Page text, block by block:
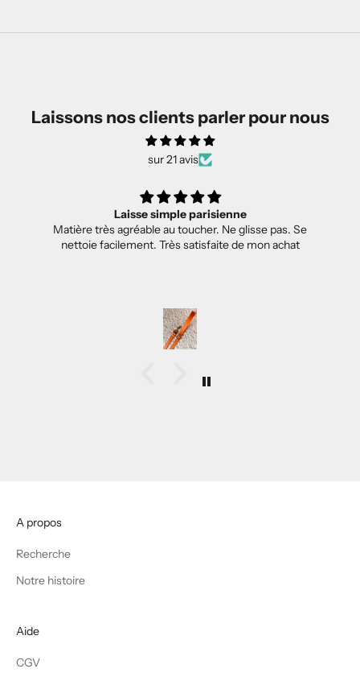
Laissons nos clients parler pour nous
sur 21 avis
Laisse simple parisienne
Matière très agréable au toucher. Ne glisse pas. Se
nettoie facilement. Très satisfaite de mon achat
A propos
Recherche
Notre histoire
Aide
CGV